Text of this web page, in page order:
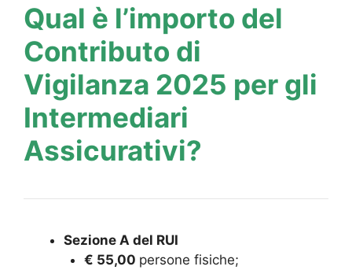
Qual è l’importo del
Contributo di
Vigilanza 2025 per gli
Intermediari
Assicurativi?
Sezione A del RUI
€ 55,00 persone fisiche;